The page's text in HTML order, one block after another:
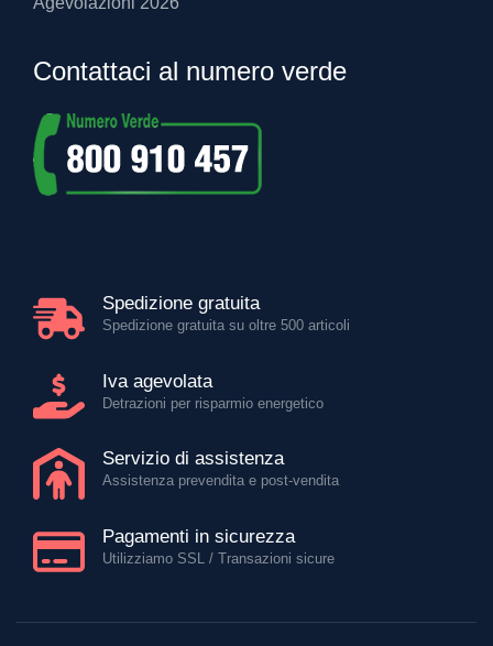
Contattaci al numero verde
Spedizione gratuita
Spedizione gratuita su oltre 500 articoli
Iva agevolata
Detrazioni per risparmio energetico
Servizio di assistenza
Assistenza prevendita e post-vendita
Pagamenti in sicurezza
Utilizziamo SSL / Transazioni sicure